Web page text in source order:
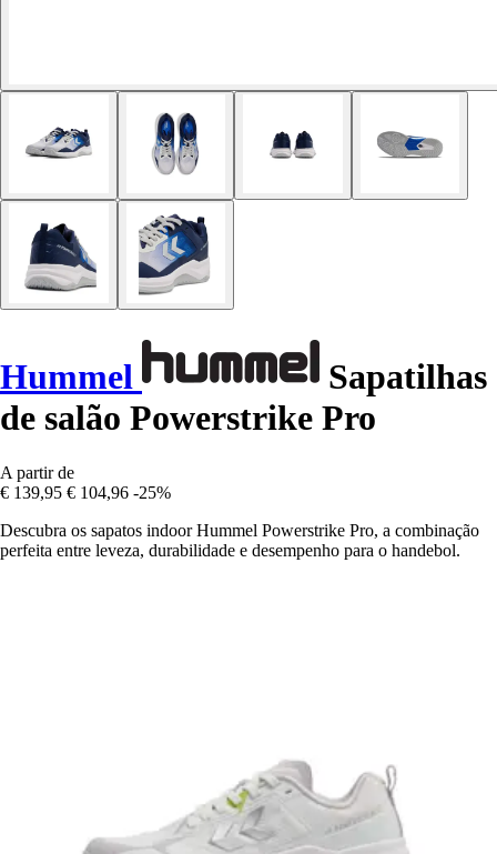
Hummel
Sapatilhas
de salão Powerstrike Pro
A partir de
€ 139,95 € 104,96 -25%
Descubra os sapatos indoor Hummel Powerstrike Pro, a combinação
perfeita entre leveza, durabilidade e desempenho para o handebol.